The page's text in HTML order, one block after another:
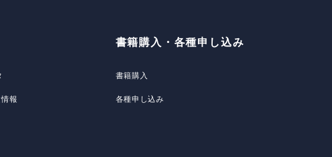
報
書籍購入・各種申し込み
書籍購入
各種申し込み